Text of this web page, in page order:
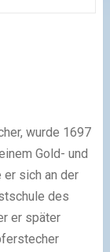
wurde 1697
Gold- und
sich an der
des
er später